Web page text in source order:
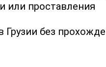
или проставления
без